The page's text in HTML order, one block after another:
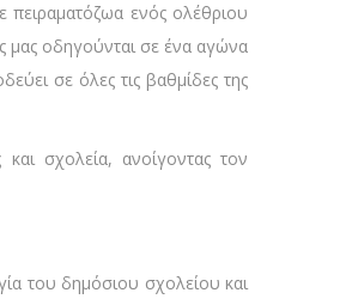
πειραματόζωα ενός ολέθριου
μας οδηγούνται σε ένα αγώνα
σε όλες τις βαθμίδες της
σχολεία, ανοίγοντας τον
του δημόσιου σχολείου και